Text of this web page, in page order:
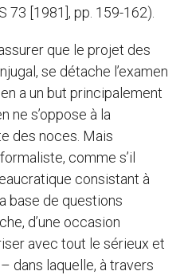
73 [1981], pp. 159-162).
que le projet des
se détache l’examen
a un but principalement
ne s’oppose à la
des noces. Mais
comme s’il
consistant à
base de questions
d’une occasion
avec tout le sérieux et
dans laquelle, à travers